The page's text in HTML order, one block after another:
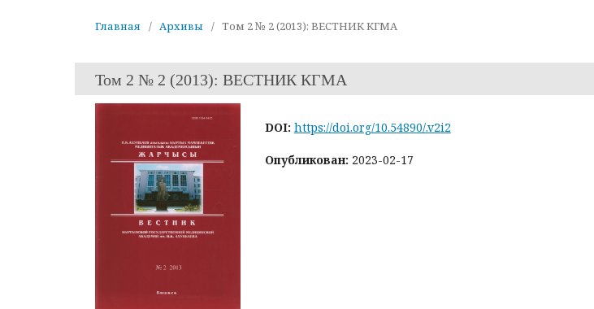
Главная / Архивы / Том 2 № 2 (2013): ВЕСТНИК КГМА
Том 2 № 2 (2013): ВЕСТНИК КГМА
DOI: https://doi.org/10.54890/.v2i2
Опубликован: 2023-02-17